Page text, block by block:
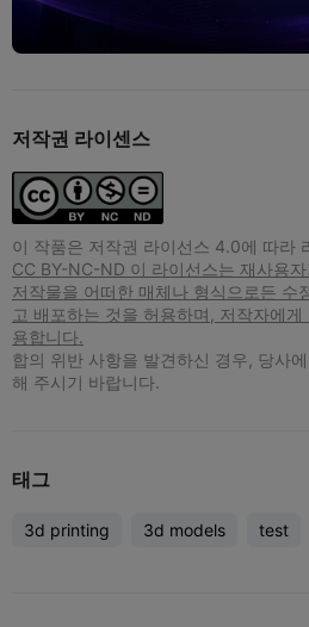
저작권 라이센스
이 작품은 저작권 라이선스 4.0에 따라
CC BY-NC-ND 이 라이선스는 재사용
저작물을 어떠한 매체나 형식으로든 수
고 배포하는 것을 허용하며, 저작자에
용합니다.
합의 위반 사항을 발견하신 경우, 당사
해 주시기 바랍니다.
태그
3d printing 3d models test